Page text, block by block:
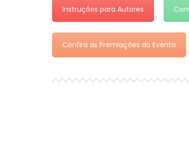
Instruções para Autores
Confira as Premiações do Evento